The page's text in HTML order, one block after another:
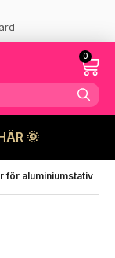
0
🌞
för aluminiumstativ